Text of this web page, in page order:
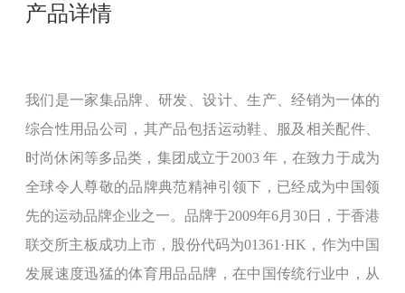
产品详情
我们是一家集品牌、研发、设计、生产、经销为一体的
综合性用品公司，其产品包括运动鞋、服及相关配件、
时尚休闲等多品类，集团成立于2003 年，在致力于成为
全球令人尊敬的品牌典范精神引领下，已经成为中国领
先的运动品牌企业之一。品牌于2009年6月30日，于香港
联交所主板成功上市，股份代码为01361·HK，作为中国
发展速度迅猛的体育用品品牌，在中国传统行业中，从